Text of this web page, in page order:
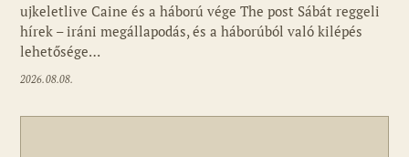
Fotó: ujkelet.live
ujkeletlive Caine és a háború vége The post Sábát reggeli
hírek – iráni megállapodás, és a háborúból való kilépés
lehetősége…
2026.08.08.